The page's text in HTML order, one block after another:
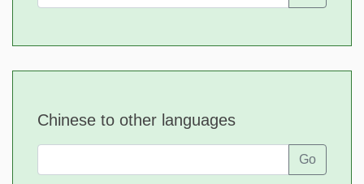
Chinese to other languages
Go